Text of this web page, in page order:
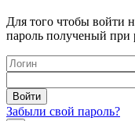
Для того чтобы войти
пароль полученый при
Забыли свой пароль?